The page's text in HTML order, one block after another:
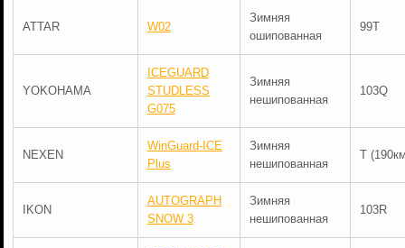
ATTAR W02
Зимняя
ошипованная
99T
YOKOHAMA
ICEGUARD
STUDLESS
G075
Зимняя
нешипованная
103Q
NEXEN
WinGuard-ICE
Plus
Зимняя
нешипованная
T
IKON
AUTOGRAPH
SNOW 3
Зимняя
нешипованная
103R